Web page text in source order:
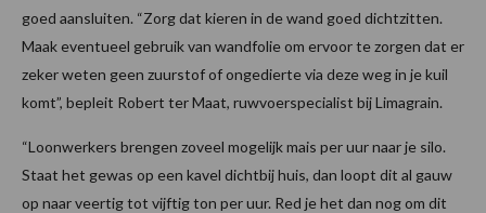
goed aansluiten. “Zorg dat kieren in de wand goed dichtzitten.
Maak eventueel gebruik van wandfolie om ervoor te zorgen dat er
zeker weten geen zuurstof of ongedierte via deze weg in je kuil
komt”, bepleit Robert ter Maat, ruwvoerspecialist bij Limagrain.
“Loonwerkers brengen zoveel mogelijk mais per uur naar je silo.
Staat het gewas op een kavel dichtbij huis, dan loopt dit al gauw
op naar veertig tot vijftig ton per uur. Red je het dan nog om dit